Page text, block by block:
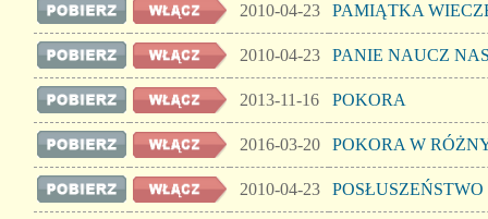
2010-04-23 PAMIĄTKA
2010-04-23 PANIE NAUCZ
2013-11-16 POKORA
2016-03-20 POKORA W
2010-04-23